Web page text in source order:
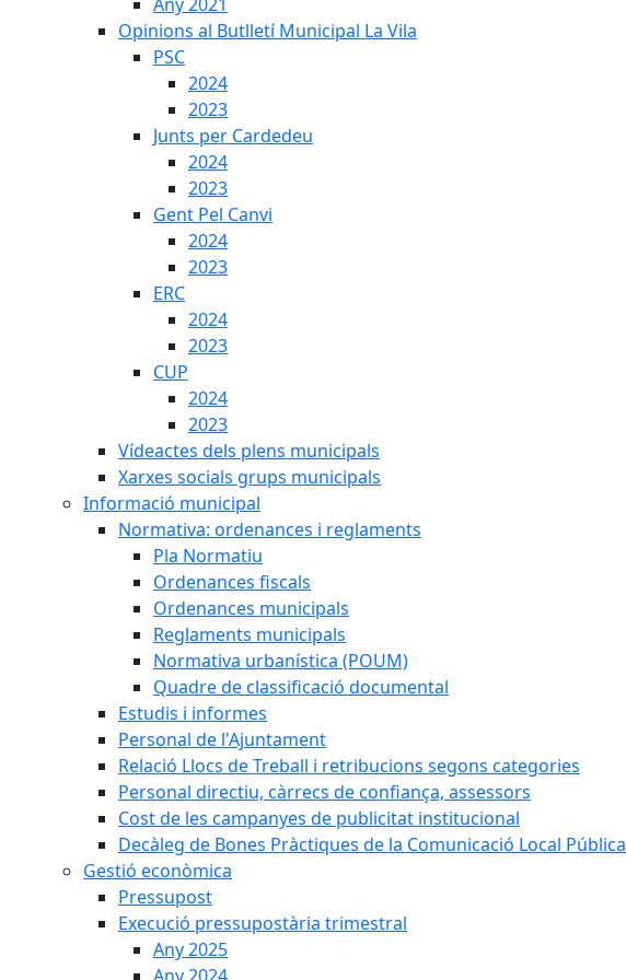
Opinions al Butlletí Municipal La Vila
PSC
2024
2023
Junts per Cardedeu
2024
2023
Gent Pel Canvi
2024
2023
ERC
2024
2023
CUP
2024
2023
Vídeactes dels plens municipals
Xarxes socials grups municipals
Informació municipal
Normativa: ordenances i reglaments
Pla Normatiu
Ordenances fiscals
Ordenances municipals
Reglaments municipals
Normativa urbanística (POUM)
Quadre de classificació documental
Estudis i informes
Personal de l'Ajuntament
Relació Llocs de Treball i retribucions segons categories
Personal directiu, càrrecs de confiança, assessors
Cost de les campanyes de publicitat institucional
Decàleg de Bones Pràctiques de la Comunicació Local Pública
Gestió econòmica
Pressupost
Execució pressupostària trimestral
Any 2025